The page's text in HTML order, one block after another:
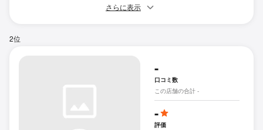
さらに表示
2位
-
口コミ数
この店舗の合計 -
-
評価